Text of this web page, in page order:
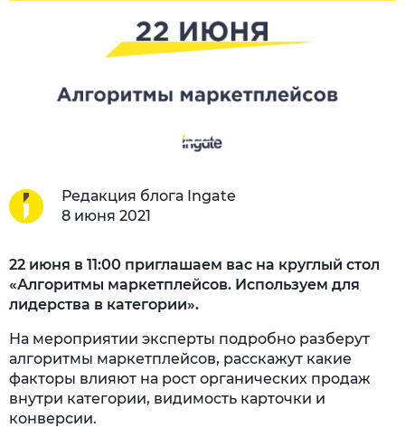
Редакция блога Ingate
8 июня 2021
22 июня в 11:00 приглашаем вас на круглый стол
«Алгоритмы маркетплейсов. Используем для
лидерства в категории».
На мероприятии эксперты подробно разберут
алгоритмы маркетплейсов, расскажут какие
факторы влияют на рост органических продаж
внутри категории, видимость карточки и
конверсии.